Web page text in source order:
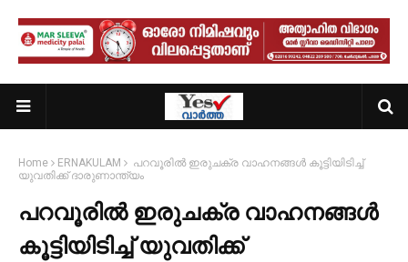
Home ERNAKULAM
പറവൂരിൽ ഇരുചക്ര വാഹനങ്ങൾ കൂട്ടിയിടിച്ച്
യുവതിക്ക് ദാരുണാന്ത്യം
പറവൂരിൽ ഇരുചക്ര വാഹനങ്ങൾ
കൂട്ടിയിടിച്ച് യുവതിക്ക്